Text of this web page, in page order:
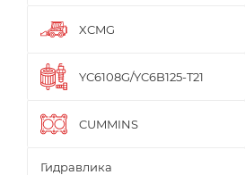
XCMG
YC6108G/YC6B125-T21
CUMMINS
Гидравлика